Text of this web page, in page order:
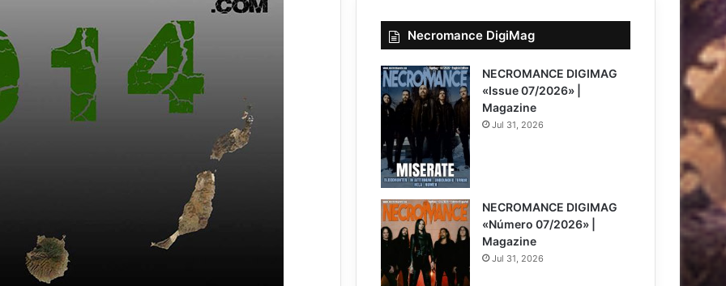
Necromance DigiMag
NECROMANCE DIGIMAG
«Issue 07/2026» |
Magazine
Jul 31, 2026
NECROMANCE DIGIMAG
«Número 07/2026» |
Magazine
Jul 31, 2026